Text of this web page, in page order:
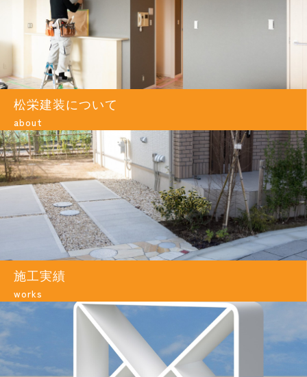
松栄建装について
about
施工実績
works